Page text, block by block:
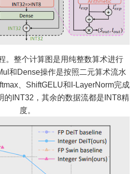
。整个计算图是用纯整数算术进行
和Dense操作是按照二元算术流水
、ShiftGELU和I-LayerNorm完成
的INT32，其余的数据流都是INT8精
度。